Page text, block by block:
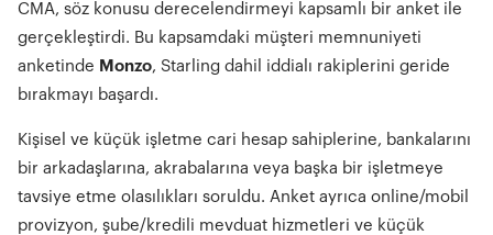
CMA, söz konusu derecelendirmeyi kapsamlı bir anket ile
gerçekleştirdi. Bu kapsamdaki müşteri memnuniyeti
anketinde Monzo, Starling dahil iddialı rakiplerini geride
bırakmayı başardı.
Kişisel ve küçük işletme cari hesap sahiplerine, bankalarını
bir arkadaşlarına, akrabalarına veya başka bir işletmeye
tavsiye etme olasılıkları soruldu. Anket ayrıca online/mobil
provizyon, şube/kredili mevduat hizmetleri ve küçük